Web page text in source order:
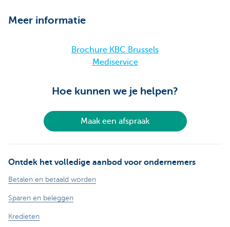
Meer informatie
Brochure KBC Brussels
Mediservice
Hoe kunnen we je helpen?
Maak een afspraak
Ontdek het volledige aanbod voor ondernemers
Betalen en betaald worden
Sparen en beleggen
Kredieten